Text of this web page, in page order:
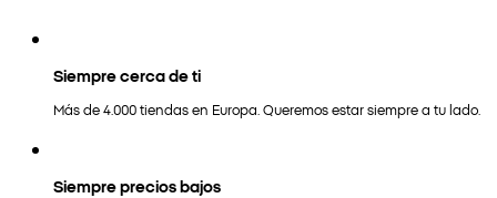
Siempre cerca de ti
Más de 4.000 tiendas en Europa. Queremos estar siempre a tu lado.
Siempre precios bajos